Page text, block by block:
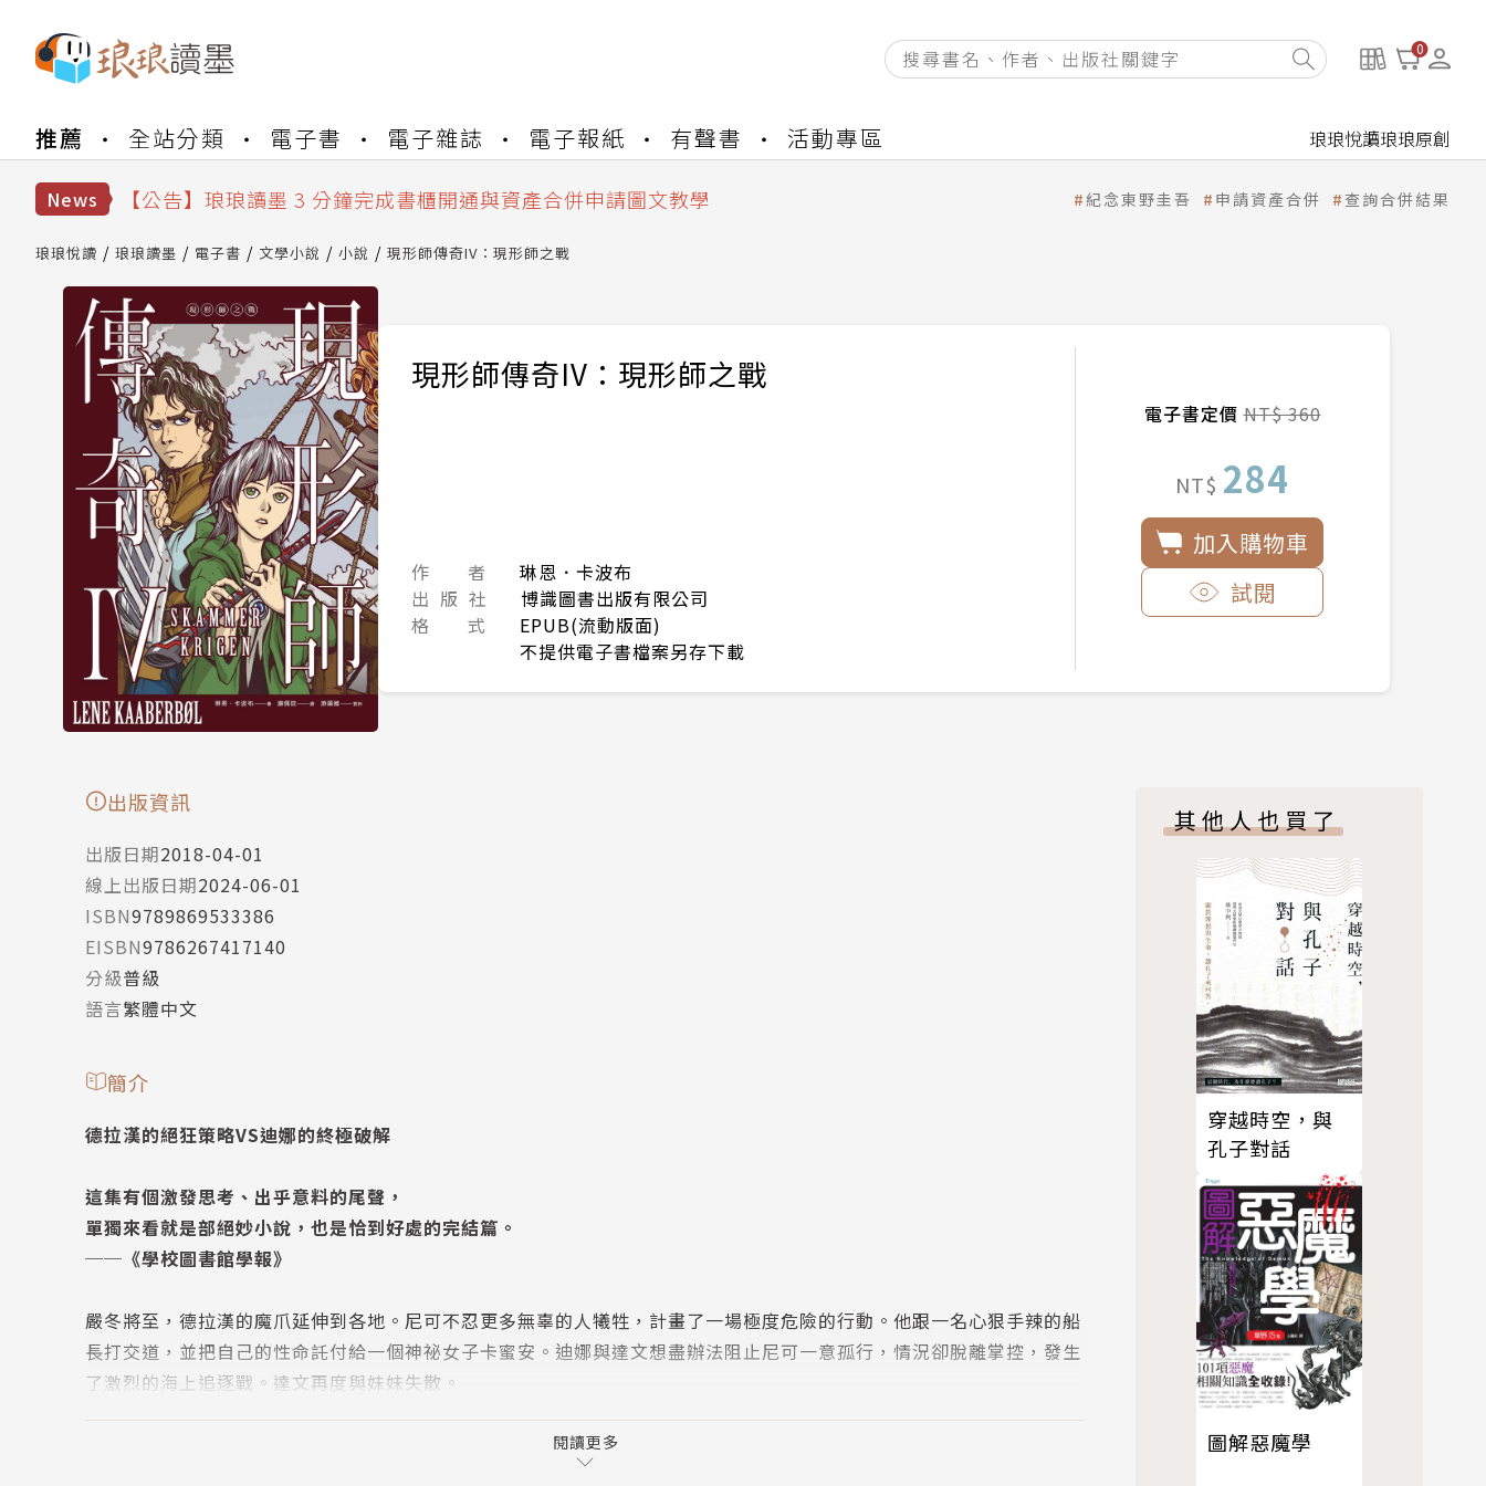
0
推薦 全站分類 電子書 電子雜誌 電子報紙 有聲書 活動專區 琅琅悅讀琅琅原創
News
【公告】琅琅讀墨數位閱讀資產合併與書櫃開通申請
【公告】琅琅讀墨 3 分鐘完成書櫃開通與資產合併申請圖文教學
【公告】琅琅讀墨數位閱讀資產合併與書櫃開通申請
紀念東野圭吾 申請資產合併 查詢合併結果
琅琅悅讀 琅琅讀墨 電子書 文學小說 小說 現形師傳奇IV：現形師之戰
現形師傳奇IV：現形師之戰
作 者
琳恩．卡波布
出 版 社
博識圖書出版有限公司
格 式
EPUB(流動版面)
不提供電子書檔案另存下載
電子書定價NT$ 360
NT$ 284
加入購物車
試閱
出版資訊
出版日期2018-04-01
線上出版日期2024-06-01
ISBN9789869533386
EISBN9786267417140
分級普級
語言繁體中文
簡介
德拉漢的絕狂策略VS迪娜的終極破解
這集有個激發思考、出乎意料的尾聲，
單獨來看就是部絕妙小說，也是恰到好處的完結篇。
──《學校圖書館學報》
嚴冬將至，德拉漢的魔爪延伸到各地。尼可不忍更多無辜的人犧牲，計畫了一場極度危險的行動。他跟一名心狠手辣的船
長打交道，並把自己的性命託付給一個神祕女子卡蜜安。迪娜與達文想盡辦法阻止尼可一意孤行，情況卻脫離掌控，發生
了激烈的海上追逐戰。達文再度與妹妹失散。
迪娜無法調和現形師的能力和黑術士的天賦，陷入痛苦掙扎。父親的家族又來糾纏她。尼可和卡蜜安的不尋常關係，把她
的心思攪得更複雜。但她破繭而出的時刻即將到來。她將認清自己的使命。面對惡龍隨行的龐大軍隊和德拉漢的無情手
閱讀更多
其他人也買了
穿越時空，與
孔子對話
圖解惡魔學